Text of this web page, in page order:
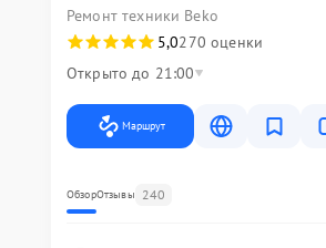
Ремонт техники Beko
5,0270 оценки
Открыто до 21:00
Маршрут
ОбзорОтзывы 240